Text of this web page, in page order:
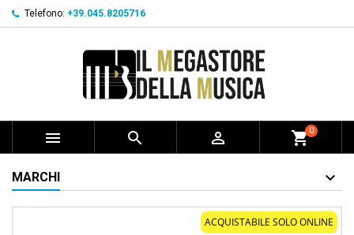
Telefono: +39.045.8205716
   shopping_cart0
MARCHI
ACQUISTABILE SOLO ONLINE